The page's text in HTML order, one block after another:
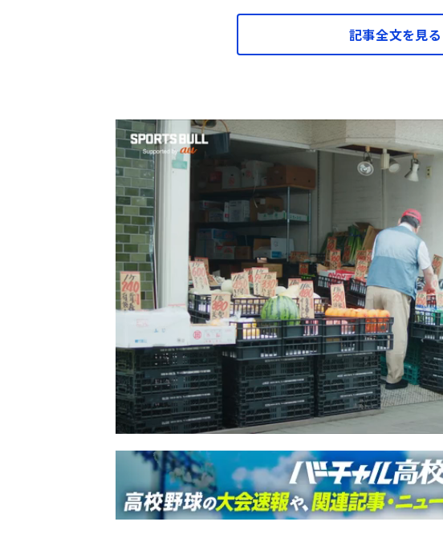
記事全文を見る